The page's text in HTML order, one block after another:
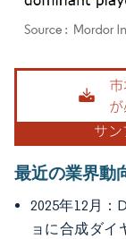
画像 © Mordor
最近の業界動
2025年12月：
ョに合成ダイ